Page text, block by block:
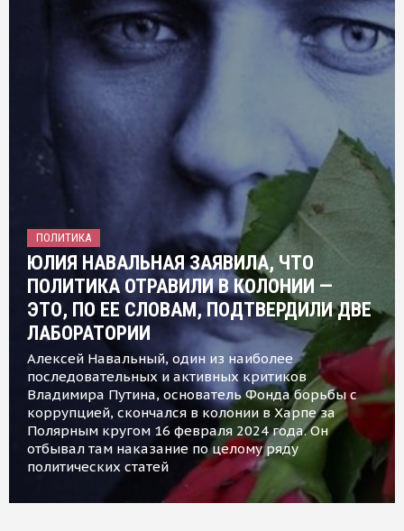
ПОЛИТИКА
ЮЛИЯ НАВАЛЬНАЯ ЗАЯВИЛА, ЧТО
ПОЛИТИКА ОТРАВИЛИ В КОЛОНИИ —
ЭТО, ПО ЕЕ СЛОВАМ, ПОДТВЕРДИЛИ ДВЕ
ЛАБОРАТОРИИ
Алексей Навальный, один из наиболее
последовательных и активных критиков
Владимира Путина, основатель Фонда борьбы с
коррупцией, скончался в колонии в Харпе за
Полярным кругом 16 февраля 2024 года. Он
отбывал там наказание по целому ряду
политических статей